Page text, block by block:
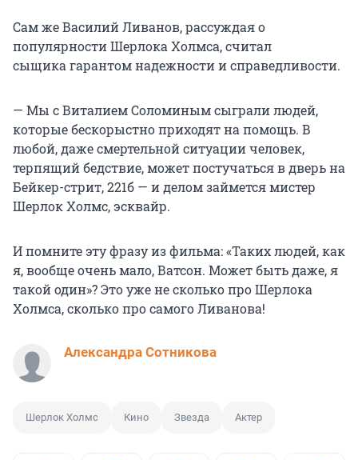
Сам же Василий Ливанов, рассуждая о
популярности Шерлока Холмса, считал
сыщика гарантом надежности и справедливости.
— Мы с Виталием Соломиным сыграли людей,
которые бескорыстно приходят на помощь. В
любой, даже смертельной ситуации человек,
терпящий бедствие, может постучаться в дверь на
Бейкер-стрит, 221б — и делом займется мистер
Шерлок Холмс, эсквайр.
И помните эту фразу из фильма: «Таких людей, как
я, вообще очень мало, Ватсон. Может быть даже, я
такой один»? Это уже не сколько про Шерлока
Холмса, сколько про самого Ливанова!
Александра Сотникова
Шерлок Холмс Кино Звезда Актер